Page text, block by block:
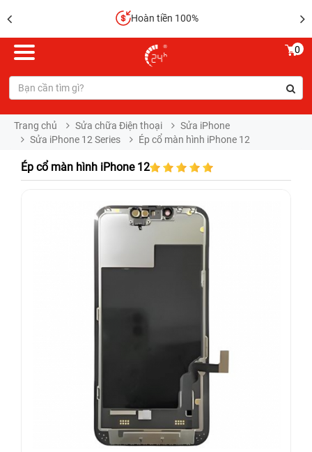
Hoàn tiền 100%
0
Trang chủ Sửa chữa Điện thoại
Sửa iPhone
Sửa iPhone 12 Series
Ép cổ màn hình iPhone 12
Ép cổ màn hình iPhone 12